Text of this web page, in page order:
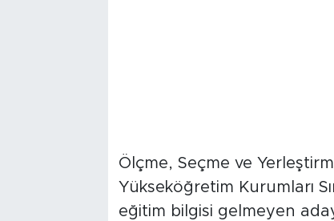
Ölçme, Seçme ve
Yükseköğretim Kurumları
eğitim bilgisi gelmeyen